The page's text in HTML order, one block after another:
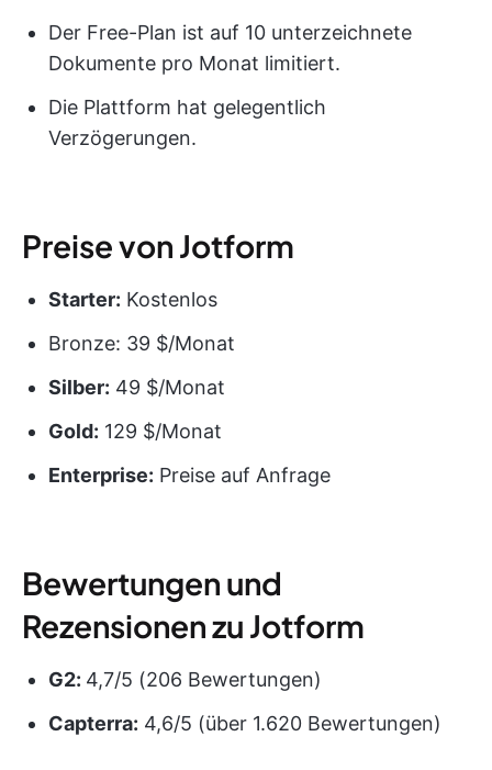
Der Free-Plan ist auf 10 unterzeichnete
Dokumente pro Monat limitiert.
Die Plattform hat gelegentlich
Verzögerungen.
Preise von Jotform
Starter: Kostenlos
Bronze: 39 $/Monat
Silber: 49 $/Monat
Gold: 129 $/Monat
Enterprise: Preise auf Anfrage
Bewertungen und
Rezensionen zu Jotform
G2: 4,7/5 (206 Bewertungen)
Capterra: 4,6/5 (über 1.620 Bewertungen)